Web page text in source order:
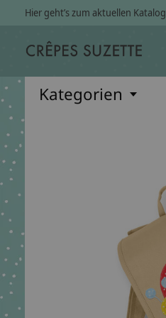
Hier geht’s zum aktuellen Katalog
Kategorien